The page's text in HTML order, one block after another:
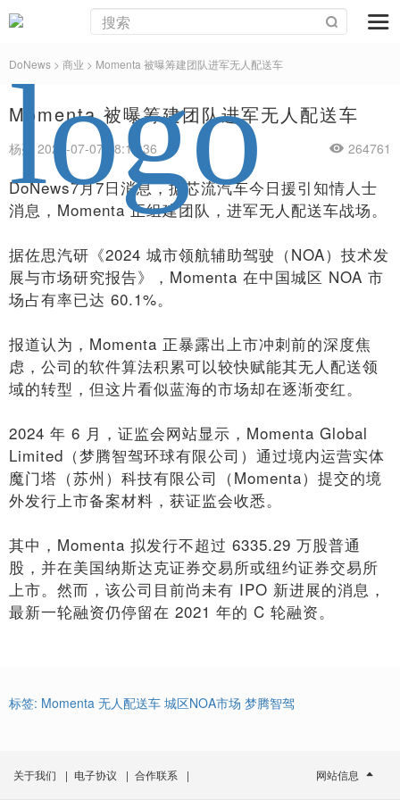
DoNews > 商业 > Momenta 被曝筹建团队进军无人配送车
Momenta 被曝筹建团队进军无人配送车
杨亮 2025-07-07 08:13:36 264761
DoNews7月7日消息，据芯流汽车今日援引知情人士
消息，Momenta 正组建团队，进军无人配送车战场。
据佐思汽研《2024 城市领航辅助驾驶（NOA）技术发
展与市场研究报告》，Momenta 在中国城区 NOA 市
场占有率已达 60.1%。
报道认为，Momenta 正暴露出上市冲刺前的深度焦
虑，公司的软件算法积累可以较快赋能其无人配送领
域的转型，但这片看似蓝海的市场却在逐渐变红。
2024 年 6 月，证监会网站显示，Momenta Global
Limited（梦腾智驾环球有限公司）通过境内运营实体
魔门塔（苏州）科技有限公司（Momenta）提交的境
外发行上市备案材料，获证监会收悉。
其中，Momenta 拟发行不超过 6335.29 万股普通
股，并在美国纳斯达克证券交易所或纽约证券交易所
上市。然而，该公司目前尚未有 IPO 新进展的消息，
最新一轮融资仍停留在 2021 年的 C 轮融资。
标签: Momenta 无人配送车 城区NOA市场 梦腾智驾
关于我们 | 电子协议 | 合作联系 | 网站信息